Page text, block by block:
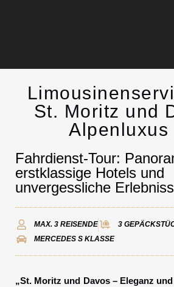
Limousinenservice
Kontakt
St. Moritz und
Alpenluxus
Fahrdienst-Tour:
erstklassige Hotels und
unvergessliche
MAX. 3 REISENDE
3
MERCEDES S KLASSE
„St. Moritz und Davos – Eleganz